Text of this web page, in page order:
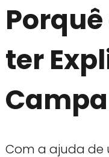
ter
Com a ajuda de